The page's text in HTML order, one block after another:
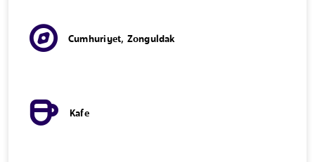
Cumhuriyet, Zonguldak
Kafe